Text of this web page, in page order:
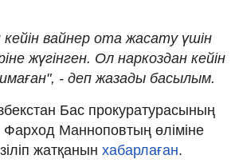
вайнер ота жасату үшін
жүгінген. Ол наркоздан кейін
- деп жазады басылым.
Бас прокуратурасының
Манноповтың өліміне
жатқанын хабарлаған.